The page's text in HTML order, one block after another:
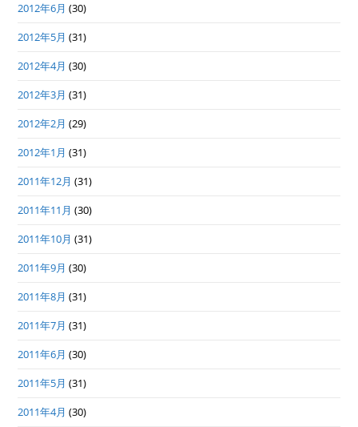
2012年6月 (30)
2012年5月 (31)
2012年4月 (30)
2012年3月 (31)
2012年2月 (29)
2012年1月 (31)
2011年12月 (31)
2011年11月 (30)
2011年10月 (31)
2011年9月 (30)
2011年8月 (31)
2011年7月 (31)
2011年6月 (30)
2011年5月 (31)
2011年4月 (30)